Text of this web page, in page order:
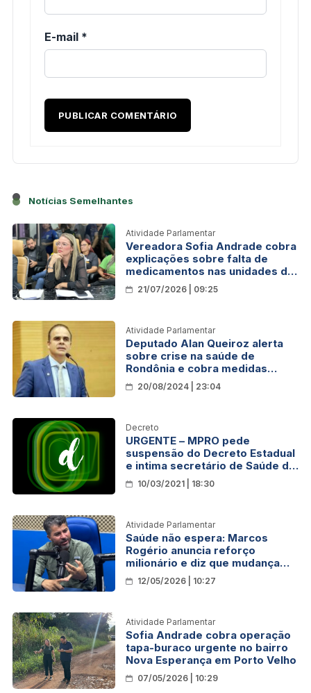
E-mail *
Notícias Semelhantes
Atividade Parlamentar
Vereadora Sofia Andrade cobra
explicações sobre falta de
medicamentos nas unidades de
saúde de Porto Velho
21/07/2026 | 09:25
Atividade Parlamentar
Deputado Alan Queiroz alerta
sobre crise na saúde de
Rondônia e cobra medidas
urgentes
20/08/2024 | 23:04
Decreto
URGENTE – MPRO pede
suspensão do Decreto Estadual
e intima secretário de Saúde do
Estado e Município
10/03/2021 | 18:30
Atividade Parlamentar
Saúde não espera: Marcos
Rogério anuncia reforço
milionário e diz que mudança
em Ji-Paraná começa agora
12/05/2026 | 10:27
Atividade Parlamentar
Sofia Andrade cobra operação
tapa-buraco urgente no bairro
Nova Esperança em Porto Velho
07/05/2026 | 10:29